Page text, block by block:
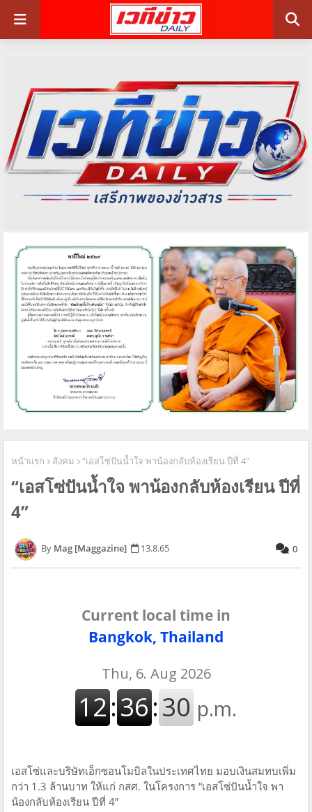
หน้าแรก สังคม “เอสโซ่ปันน้ำใจ พาน้องกลับห้องเรียน ปีที่ 4”
“เอสโซ่ปันน้ำใจ พาน้องกลับห้องเรียน ปีที่
4”
Mag [Maggazine] 13.8.65 0
Current local time in
Bangkok, Thailand
เอสโซ่และบริษัทเอ็กซอนโมบิลในประเทศไทย มอบเงินสมทบเพิ่ม
กว่า 1.3 ล้านบาท ให้แก่ กสศ. ในโครงการ “เอสโซ่ปันน้ำใจ พา
น้องกลับห้องเรียน ปีที่ 4”